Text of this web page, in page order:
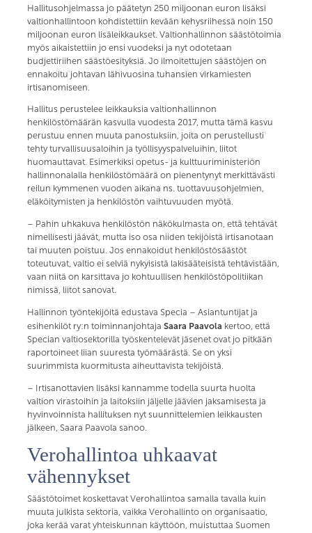
Hallitusohjelmassa jo päätetyn 250 miljoonan euron lisäksi
valtionhallintoon kohdistettiin kevään kehysriihessä noin 150
miljoonan euron lisäleikkaukset. Valtionhallinnon säästötoimia
myös aikaistettiin jo ensi vuodeksi ja nyt odotetaan
budjettiriihen säästöesityksiä. Jo ilmoitettujen säästöjen on
ennakoitu johtavan lähivuosina tuhansien virkamiesten
irtisanomiseen.
Hallitus perustelee leikkauksia valtionhallinnon
henkilöstömäärän kasvulla vuodesta 2017, mutta tämä kasvu
perustuu ennen muuta panostuksiin, joita on perustellusti
tehty turvallisuusaloihin ja työllisyyspalveluihin, liitot
huomauttavat. Esimerkiksi opetus- ja kulttuuriministeriön
hallinnonalalla henkilöstömäärä on pienentynyt merkittävästi
reilun kymmenen vuoden aikana ns. tuottavuusohjelmien,
eläköitymisten ja henkilöstön vaihtuvuuden myötä.
– Pahin uhkakuva henkilöstön näkökulmasta on, että tehtävät
nimellisesti jäävät, mutta iso osa niiden tekijöistä irtisanotaan
tai muuten poistuu. Jos ennakoidut henkilöstösäästöt
toteutuvat, valtio ei selviä nykyisistä lakisääteisistä tehtävistään,
vaan niitä on karsittava jo kohtuullisen henkilöstöpolitiikan
nimissä, liitot sanovat.
Hallinnon työntekijöitä edustava Specia – Asiantuntijat ja
esihenkilöt ry:n toiminnanjohtajaSaara Paavola kertoo, että
Specian valtiosektorilla työskentelevät jäsenet ovat jo pitkään
raportoineet liian suuresta työmäärästä. Se on yksi
suurimmista kuormitusta aiheuttavista tekijöistä.
– Irtisanottavien lisäksi kannamme todella suurta huolta
valtion virastoihin ja laitoksiin jäljelle jäävien jaksamisesta ja
hyvinvoinnista hallituksen nyt suunnittelemien leikkausten
jälkeen, Saara Paavola sanoo.
Verohallintoa uhkaavat
vähennykset
Säästötoimet koskettavat Verohallintoa samalla tavalla kuin
muuta julkista sektoria, vaikka Verohallinto on organisaatio,
joka kerää varat yhteiskunnan käyttöön, muistuttaa Suomen